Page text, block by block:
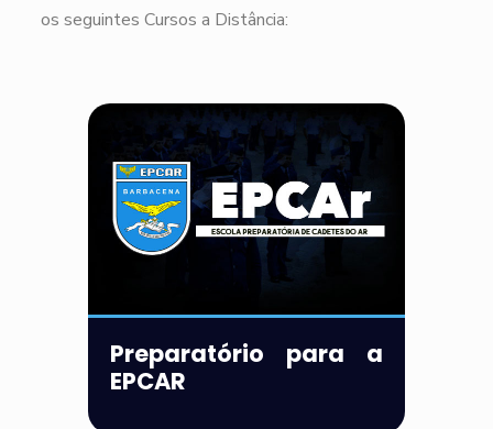
os seguintes Cursos a Distância:
Preparatório para a
EPCAR